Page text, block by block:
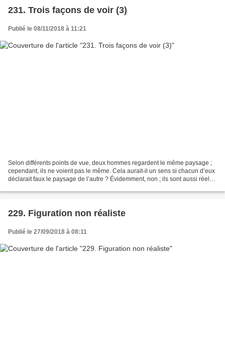
231. Trois façons de voir (3)
Publié le 08/11/2018 à 11:21
Selon différents points de vue, deux hommes regardent le même paysage ;
cependant, ils ne voient pas le même. Cela aurait-il un sens si chacun d’eux
déclarait faux le paysage de l’autre ? Évidemment, non ; ils sont aussi réels
229. Figuration non réaliste
Publié le 27/09/2018 à 08:11